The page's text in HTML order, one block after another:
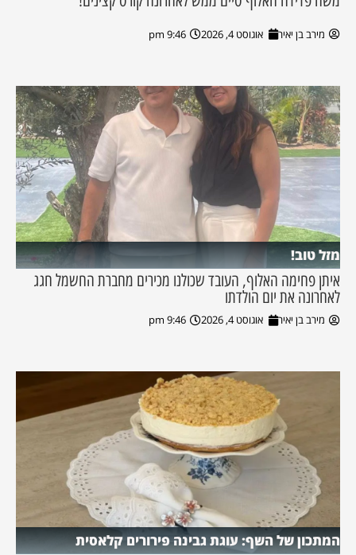
מירב בן יאיר אוגוסט 4, 2026 9:46 pm
מזל טוב!
איתן פחימה האלוף, העובד שכולנו מכירים מחברת החשמל חגג
לאחרונה את יום הולדתו
מירב בן יאיר אוגוסט 4, 2026 9:46 pm
המתכון של השף: עוגת גבינה פירורים קלאסית